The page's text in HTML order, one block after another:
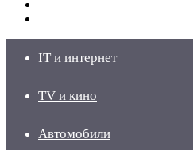
IT и интернет
TV и кино
Автомобили